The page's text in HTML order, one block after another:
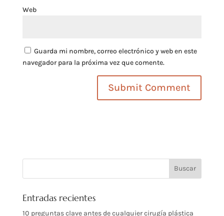
Web
Guarda mi nombre, correo electrónico y web en este
navegador para la próxima vez que comente.
Entradas recientes
10 preguntas clave antes de cualquier cirugía plástica